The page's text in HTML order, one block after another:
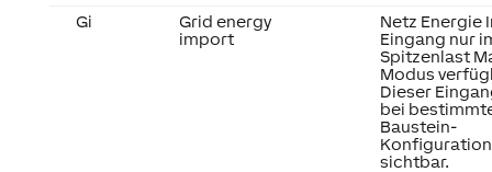
Gi
Grid energy
import
Netz Energie
Eingang nur
Spitzenlast
Modus
Dieser
bei
Baustein-
sichtbar.